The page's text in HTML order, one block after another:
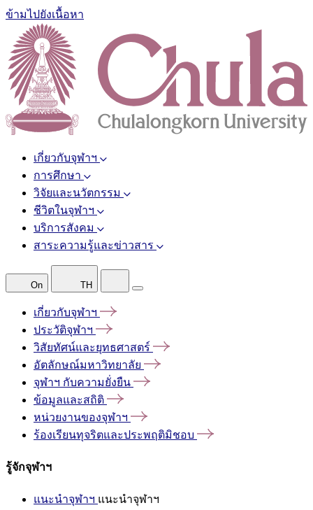
ข้ามไปยังเนื้อหา
เกี่ยวกับจุฬาฯ
การศึกษา
วิจัยและนวัตกรรม
ชีวิตในจุฬาฯ
บริการสังคม
สาระความรู้และข่าวสาร
On TH
เกี่ยวกับจุฬาฯ
ประวัติจุฬาฯ
วิสัยทัศน์และยุทธศาสตร์
อัตลักษณ์มหาวิทยาลัย
จุฬาฯ กับความยั่งยืน
ข้อมูลและสถิติ
หน่วยงานของจุฬาฯ
ร้องเรียนทุจริตและประพฤติมิชอบ
รู้จักจุฬาฯ
แนะนำจุฬาฯ แนะนำจุฬาฯ